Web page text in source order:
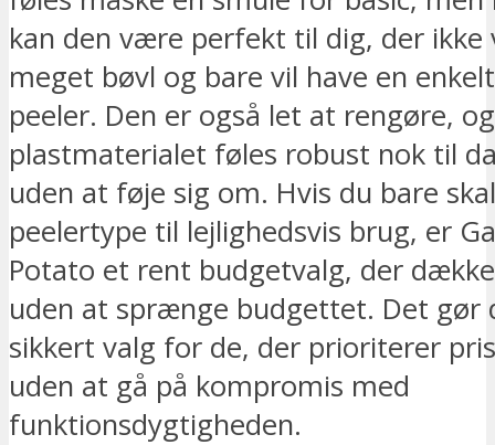
kan den være perfekt til dig, der ikke
meget bøvl og bare vil have en
peeler. Den er også let at rengøre, og
plastmaterialet føles robust nok til
uden at føje sig om. Hvis du bare
peelertype til lejlighedsvis brug, er
Potato et rent budgetvalg, der
uden at sprænge budgettet. Det gør
sikkert valg for de, der prioriterer
uden at gå på kompromis med
funktionsdygtigheden.